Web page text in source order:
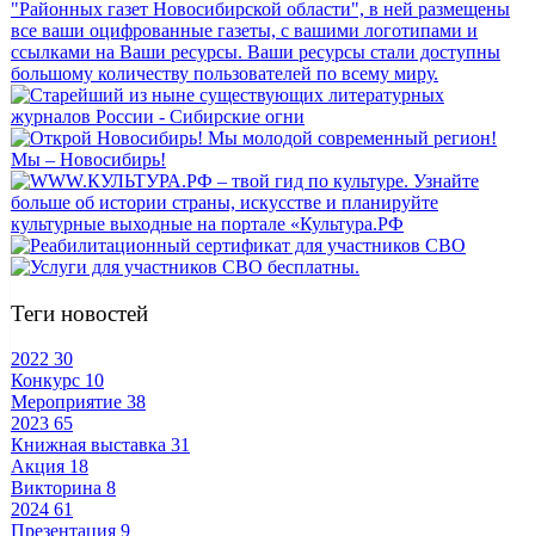
Теги новостей
2022 30
Конкурс 10
Мероприятие 38
2023 65
Книжная выставка 31
Акция 18
Викторина 8
2024 61
Презентация 9